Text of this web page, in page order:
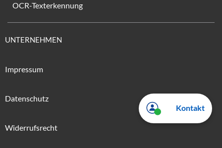
OCR-Texterkennung
UNTERNEHMEN
Impressum
Datenschutz
Widerrufsrecht
Kontakt